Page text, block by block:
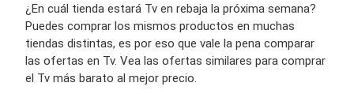
¿En cuál tienda estará Tv en rebaja la próxima semana?
Puedes comprar los mismos productos en muchas
tiendas distintas, es por eso que vale la pena comparar
las ofertas en Tv. Vea las ofertas similares para comprar
el Tv más barato al mejor precio.